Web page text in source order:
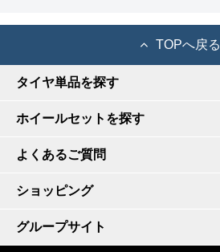
TOPへ戻る
タイヤ単品を探す
ホイールセットを探す
よくあるご質問
ショッピング
グループサイト